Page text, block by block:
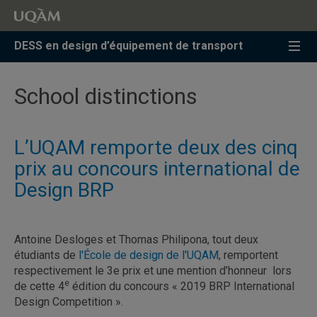
Accéder
recherche
Accéder
menu
pricipal
Accéder
zone
DESS en design d’équipement de transport
School distinctions
L’UQAM remporte deux des cinq
prix au concours international de
Design BRP
Antoine Desloges et Thomas Philipona, tout deux
étudiants de l'École de design de l'UQAM, remportent
respectivement le 3e prix et une mention d’honneur lors
de cette 4e édition du concours « 2019 BRP International
Design Competition ».